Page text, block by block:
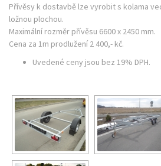
Přívěsy k dostavbě lze vyrobit s kolama
ložnou plochou.
Maximální rozměr přívěsu 6600 x 2450 mm.
Cena za 1m prodlužení 2 400,- kč.
Uvedené ceny jsou bez 19% DPH.